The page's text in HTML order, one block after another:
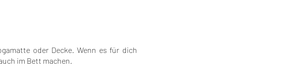
oder Decke. Wenn es für dich
im Bett machen.